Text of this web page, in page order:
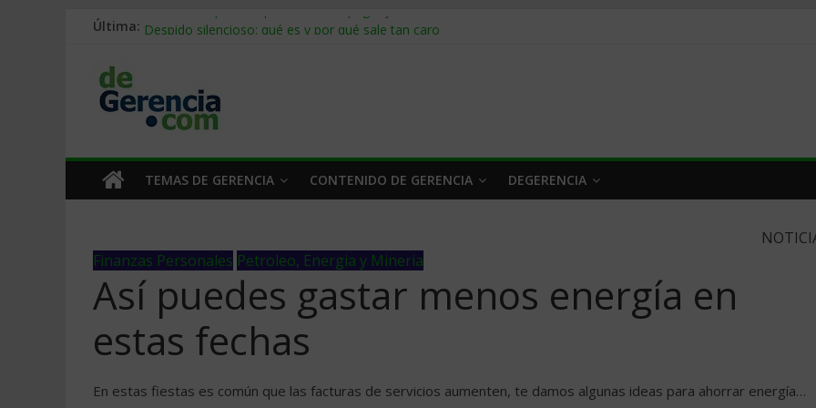
Última: Stablecoins para empresas: cómo pagar y cobrar en 2026
Trabajo forzoso en la cadena de suministro: qué hacer
Mercado hispano de EE. UU.: cómo segmentarlo y venderle
TEMAS DE GERENCIA CONTENIDO DE GERENCIA DEGERENCIA
Finanzas Personales Petroleo, Energia y Mineria
Así puedes gastar menos energía en
estas fechas
En estas fiestas es común que las facturas de servicios aumenten, te damos algunas ideas para ahorrar energía…